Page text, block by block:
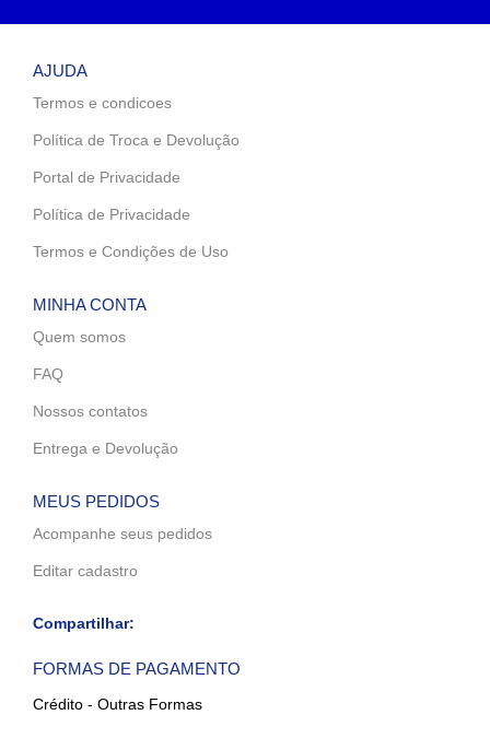
AJUDA
Termos e condicoes
Política de Troca e Devolução
Portal de Privacidade
Política de Privacidade
Termos e Condições de Uso
MINHA CONTA
Quem somos
FAQ
Nossos contatos
Entrega e Devolução
MEUS PEDIDOS
Acompanhe seus pedidos
Editar cadastro
Compartilhar:
FORMAS DE PAGAMENTO
Crédito - Outras Formas